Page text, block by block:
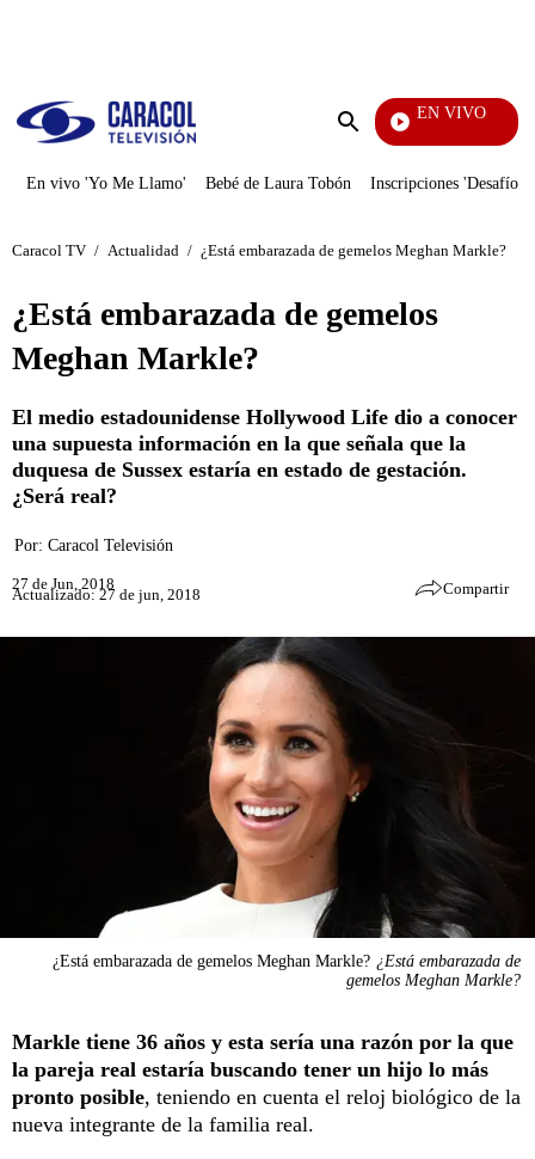
Enviar
EN VIVO
La Red
En vivo 'Yo Me Llamo' Bebé de Laura Tobón Inscripciones 'Desafío'
Caracol TV / Actualidad / ¿Está embarazada de gemelos Meghan Markle?
¿Está embarazada de gemelos
Meghan Markle?
El medio estadounidense Hollywood Life dio a conocer
una supuesta información en la que señala que la
duquesa de Sussex estaría en estado de gestación.
¿Será real?
Por: Caracol Televisión
27 de Jun, 2018
Actualizado: 27 de jun, 2018 Compartir
¿Está embarazada de gemelos Meghan Markle? ¿Está embarazada de
gemelos Meghan Markle?
Markle tiene 36 años y esta sería una razón por la que
la pareja real estaría buscando tener un hijo lo más
pronto posible, teniendo en cuenta el reloj biológico de la
nueva integrante de la familia real.